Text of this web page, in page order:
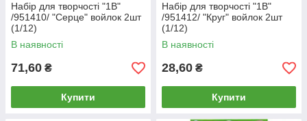
Набір для творчості "1В"
/951410/ "Серце" войлок 2шт
(1/12)
В наявності
71,60 ₴
Купити
Набір для творчості "1В"
/951412/ "Круг" войлок 2шт
(1/12)
В наявності
28,60 ₴
Купити